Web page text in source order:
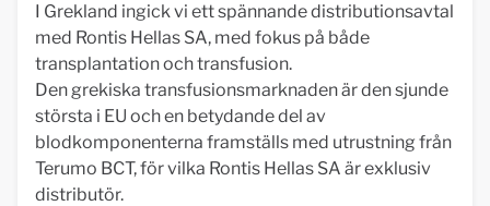
I Grekland ingick vi ett spännande distributionsavtal
med Rontis Hellas SA, med fokus på både
transplantation och transfusion.
Den grekiska transfusionsmarknaden är den sjunde
största i EU och en betydande del av
blodkomponenterna framställs med utrustning från
Terumo BCT, för vilka Rontis Hellas SA är exklusiv
distributör.